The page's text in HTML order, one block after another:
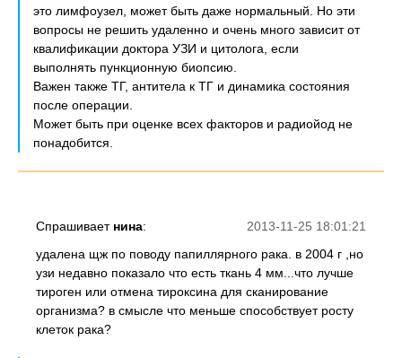
это лимфоузел, может быть даже нормальный. Но эти
вопросы не решить удаленно и очень много зависит от
квалификации доктора УЗИ и цитолога, если
выполнять пункционную биопсию.
Важен также ТГ, антитела к ТГ и динамика состояния
после операции.
Может быть при оценке всех факторов и радиойод не
понадобится.
2013-11-25 18:01:21
Спрашивает нина:
удалена щж по поводу папиллярного рака. в 2004 г ,но
узи недавно показало что есть ткань 4 мм...что лучше
тироген или отмена тироксина для сканирование
организма? в смысле что меньше способствует росту
клеток рака?